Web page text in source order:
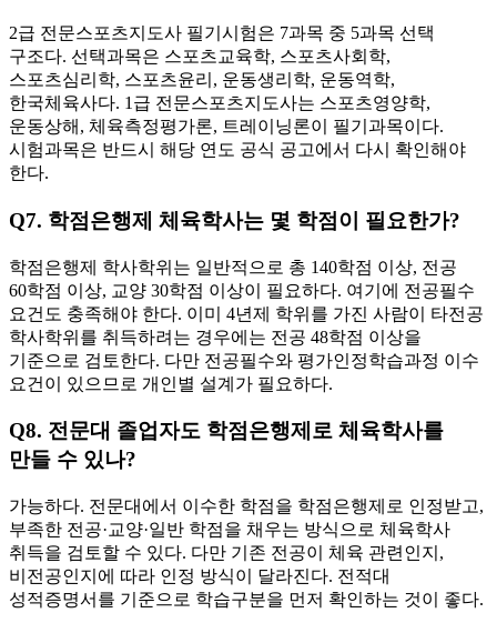
2급 전문스포츠지도사 필기시험은 7과목 중 5과목 선택
구조다. 선택과목은 스포츠교육학, 스포츠사회학,
스포츠심리학, 스포츠윤리, 운동생리학, 운동역학,
한국체육사다. 1급 전문스포츠지도사는 스포츠영양학,
운동상해, 체육측정평가론, 트레이닝론이 필기과목이다.
시험과목은 반드시 해당 연도 공식 공고에서 다시 확인해야
한다.
Q7. 학점은행제 체육학사는 몇 학점이 필요한가?
학점은행제 학사학위는 일반적으로 총 140학점 이상, 전공
60학점 이상, 교양 30학점 이상이 필요하다. 여기에 전공필수
요건도 충족해야 한다. 이미 4년제 학위를 가진 사람이 타전공
학사학위를 취득하려는 경우에는 전공 48학점 이상을
기준으로 검토한다. 다만 전공필수와 평가인정학습과정 이수
요건이 있으므로 개인별 설계가 필요하다.
Q8. 전문대 졸업자도 학점은행제로 체육학사를
만들 수 있나?
가능하다. 전문대에서 이수한 학점을 학점은행제로 인정받고,
부족한 전공·교양·일반 학점을 채우는 방식으로 체육학사
취득을 검토할 수 있다. 다만 기존 전공이 체육 관련인지,
비전공인지에 따라 인정 방식이 달라진다. 전적대
성적증명서를 기준으로 학습구분을 먼저 확인하는 것이 좋다.